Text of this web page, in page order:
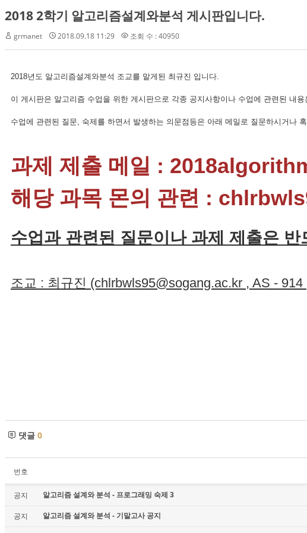
2018 2학기 알고리즘설계와분석 게시판입니다.
grmanet 2018.09.18 11:29 조회 수 : 40950
2018년도 알고리즘설계와분석 조교를 맡게된 최규진 입니다.
이 게시판은 알고리즘 수업을 위한 게시판으로 각종 공지사항이나 수업에 관련된 내
수업에 관련된 질문, 숙제를 하면서 발생하는 의문점등은 아래 메일로 질문하시거나
과제 제출 메일 :
해당 과목 몬의 관련 :
수업과 관련된 질문이나 과제 제출은
조교 : 최규진 (chlrbwls95@sogang.ac.kr , AS -
댓글 0
번호
공지 알고리즘 설계와 분석 - 프로그래밍 숙제 3
공지 알고리즘 설계와 분석 - 기말고사 공지